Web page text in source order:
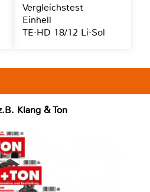
Klang & Ton
Vergleichstest
Einhell
TE-HD 18/12 Li-Sol